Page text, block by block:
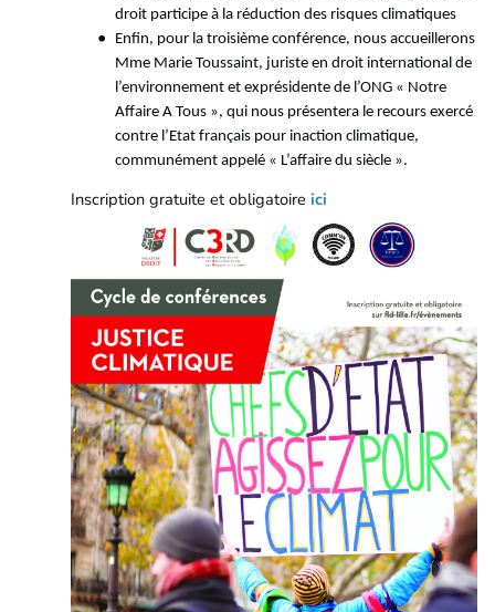
droit participe à la réduction des risques climatiques
Enfin, pour la troisième conférence, nous accueillerons
Mme Marie Toussaint, juriste en droit international de
l’environnement et exprésidente de l’ONG « Notre
Affaire A Tous », qui nous présentera le recours exercé
contre l’Etat français pour inaction climatique,
communément appelé « L’affaire du siècle ».
Inscription gratuite et obligatoire ici